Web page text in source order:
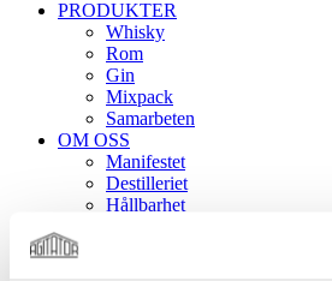
PRODUKTER
Whisky
Rom
Gin
Mixpack
Samarbeten
OM OSS
Manifestet
Destilleriet
Hållbarhet